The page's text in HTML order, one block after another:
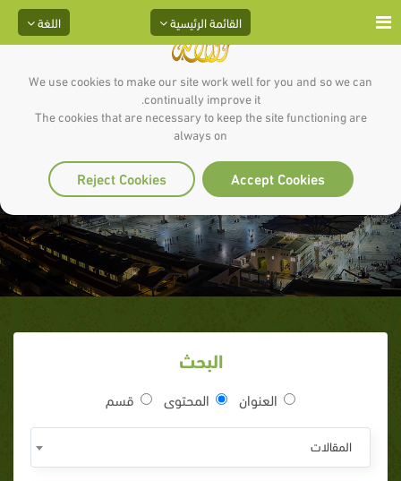
We use cookies to make our site work well for you and so we can
continually improve it.
The cookies that are necessary to keep the site functioning are
always on
Accept Cookies
Reject Cookies
اللغة القائمة الرئيسية
الدعاء المستجاب
البحث
العنوان المحتوى قسم
المقالات